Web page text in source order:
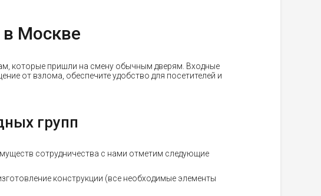
Москве
которые пришли на смену обычным дверям. Входные
от взлома, обеспечите удобство для посетителей и
групп
сотрудничества с нами отметим следующие
конструкции (все необходимые элементы